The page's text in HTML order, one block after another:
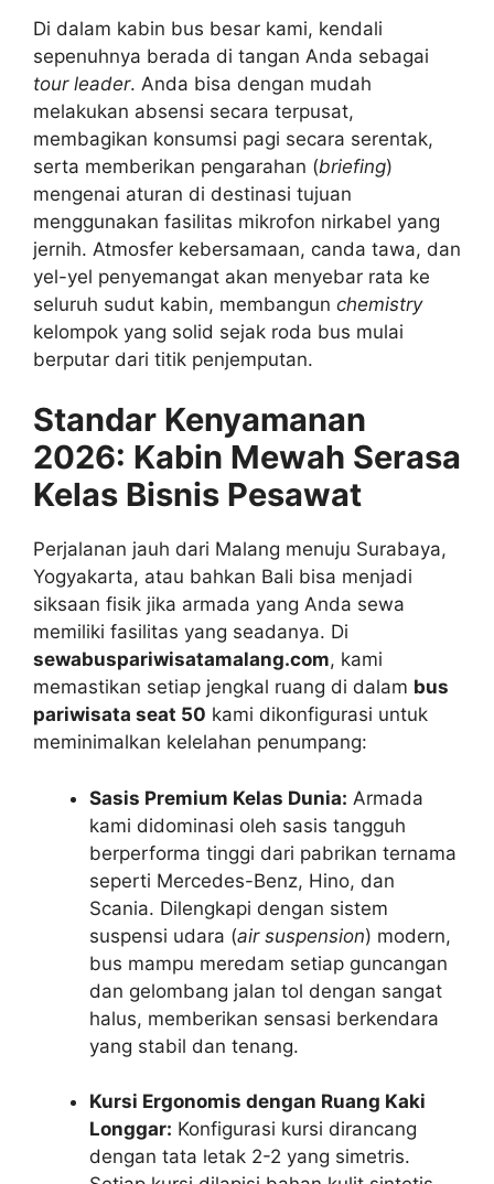
Di dalam kabin bus besar kami, kendali
sepenuhnya berada di tangan Anda sebagai
tour leader. Anda bisa dengan mudah
melakukan absensi secara terpusat,
membagikan konsumsi pagi secara serentak,
serta memberikan pengarahan (briefing)
mengenai aturan di destinasi tujuan
menggunakan fasilitas mikrofon nirkabel yang
jernih. Atmosfer kebersamaan, canda tawa, dan
yel-yel penyemangat akan menyebar rata ke
seluruh sudut kabin, membangun chemistry
kelompok yang solid sejak roda bus mulai
berputar dari titik penjemputan.
Standar Kenyamanan
2026: Kabin Mewah Serasa
Kelas Bisnis Pesawat
Perjalanan jauh dari Malang menuju Surabaya,
Yogyakarta, atau bahkan Bali bisa menjadi
siksaan fisik jika armada yang Anda sewa
memiliki fasilitas yang seadanya. Di
sewabuspariwisatamalang.com, kami
memastikan setiap jengkal ruang di dalam bus
pariwisata seat 50 kami dikonfigurasi untuk
meminimalkan kelelahan penumpang:
Sasis Premium Kelas Dunia: Armada
kami didominasi oleh sasis tangguh
berperforma tinggi dari pabrikan ternama
seperti Mercedes-Benz, Hino, dan
Scania. Dilengkapi dengan sistem
suspensi udara (air suspension) modern,
bus mampu meredam setiap guncangan
dan gelombang jalan tol dengan sangat
halus, memberikan sensasi berkendara
yang stabil dan tenang.
Kursi Ergonomis dengan Ruang Kaki
Longgar: Konfigurasi kursi dirancang
dengan tata letak 2-2 yang simetris.